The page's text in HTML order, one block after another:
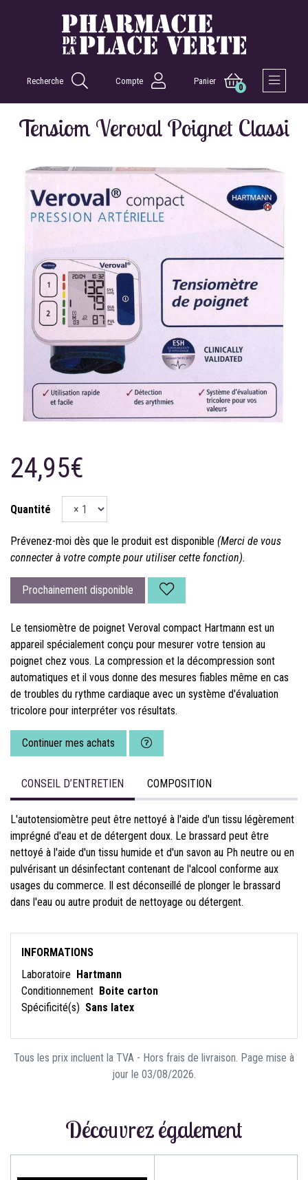
Recherche Compte Panier
0
Tensiom Veroval Poignet Classi
24,95€
Quantité
Prévenez-moi dès que le produit est disponible (Merci de vous
connecter à votre compte pour utiliser cette fonction).
Prochainement disponible
Le tensiomètre de poignet Veroval compact Hartmann est un
appareil spécialement conçu pour mesurer votre tension au
poignet chez vous. La compression et la décompression sont
automatiques et il vous donne des mesures fiables même en cas
de troubles du rythme cardiaque avec un système d'évaluation
tricolore pour interpréter vos résultats.
Continuer mes achats
CONSEIL D’ENTRETIEN COMPOSITION
L'autotensiomètre peut être nettoyé à l'aide d'un tissu légèrement
imprégné d'eau et de détergent doux. Le brassard peut être
nettoyé à l'aide d'un tissu humide et d'un savon au Ph neutre ou en
pulvérisant un désinfectant contenant de l'alcool conforme aux
usages du commerce. Il est déconseillé de plonger le brassard
dans l'eau ou autre produit de nettoyage ou détergent.
INFORMATIONS
Laboratoire Hartmann
Conditionnement Boite carton
Spécificité(s) Sans latex
Tous les prix incluent la TVA - Hors frais de livraison. Page mise à
jour le 03/08/2026.
Découvrez également